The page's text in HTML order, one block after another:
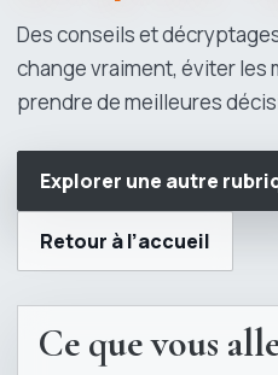
Des conseils et
change vraiment, éviter les
prendre de meilleures
Explorer une autre
Retour à l’accueil
Ce que vous